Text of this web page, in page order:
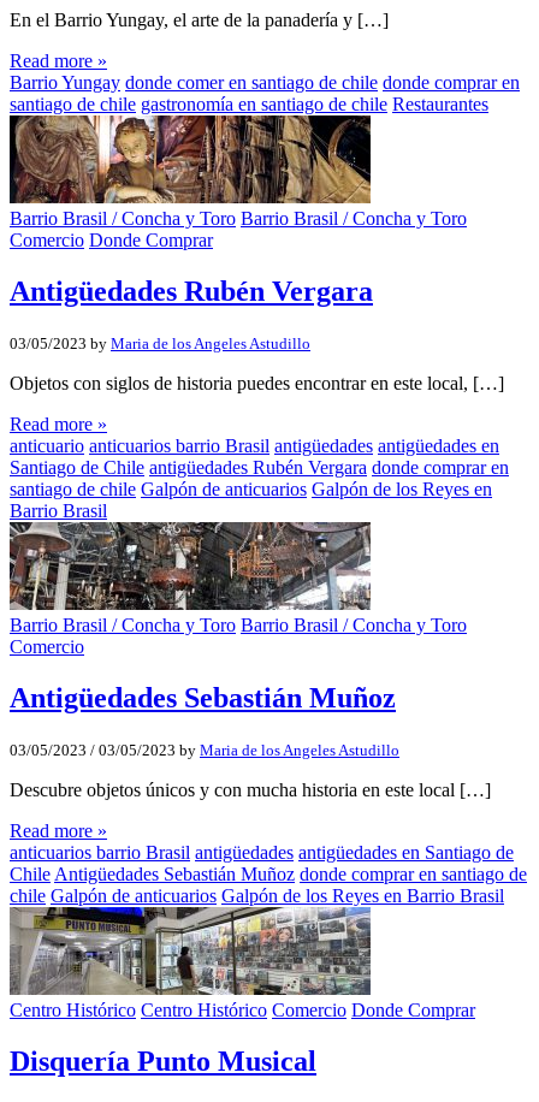
En el Barrio Yungay, el arte de la panadería y […]
Read more »
Barrio Yungay donde comer en santiago de chile donde comprar en
santiago de chile gastronomía en santiago de chile Restaurantes
Barrio Brasil / Concha y Toro Barrio Brasil / Concha y Toro
Comercio Donde Comprar
Antigüedades Rubén Vergara
03/05/2023 by Maria de los Angeles Astudillo
Objetos con siglos de historia puedes encontrar en este local, […]
Read more »
anticuario anticuarios barrio Brasil antigüedades antigüedades en
Santiago de Chile antigüedades Rubén Vergara donde comprar en
santiago de chile Galpón de anticuarios Galpón de los Reyes en
Barrio Brasil
Barrio Brasil / Concha y Toro Barrio Brasil / Concha y Toro
Comercio
Antigüedades Sebastián Muñoz
03/05/2023 / 03/05/2023 by Maria de los Angeles Astudillo
Descubre objetos únicos y con mucha historia en este local […]
Read more »
anticuarios barrio Brasil antigüedades antigüedades en Santiago de
Chile Antigüedades Sebastián Muñoz donde comprar en santiago de
chile Galpón de anticuarios Galpón de los Reyes en Barrio Brasil
Centro Histórico Centro Histórico Comercio Donde Comprar
Disquería Punto Musical